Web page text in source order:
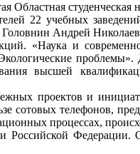
студенческая
22 учебных
Андрей
«Наука и
высшей
проектов и
сотовых телефонов,
процессах,
Российской